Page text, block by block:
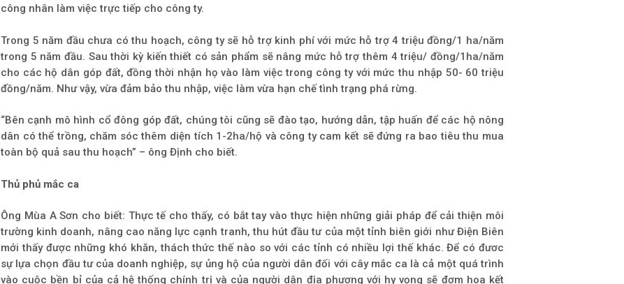
công nhân làm việc trực tiếp cho công ty.
Trong 5 năm đầu chưa có thu hoạch, công ty sẽ hỗ trợ kinh phí với mức hỗ trợ 4 triệu đồng/1 ha/năm
trong 5 năm đầu. Sau thời kỳ kiến thiết có sản phẩm sẽ nâng mức hỗ trợ thêm 4 triệu/ đồng/1ha/năm
cho các hộ dân góp đất, đồng thời nhận họ vào làm việc trong công ty với mức thu nhập 50- 60 triệu
đồng/năm. Như vậy, vừa đảm bảo thu nhập, việc làm vừa hạn chế tình trạng phá rừng.
“Bên cạnh mô hình cổ đông góp đất, chúng tôi cũng sẽ đào tạo, hướng dẫn, tập huấn để các hộ nông
dân có thể trồng, chăm sóc thêm diện tích 1-2ha/hộ và công ty cam kết sẽ đứng ra bao tiêu thu mua
toàn bộ quả sau thu hoạch” – ông Định cho biết.
Thủ phủ mắc ca
Ông Mùa A Sơn cho biết: Thực tế cho thấy, có bắt tay vào thực hiện những giải pháp để cải thiện môi
trường kinh doanh, nâng cao năng lực cạnh tranh, thu hút đầu tư của một tỉnh biên giới như Điện Biên
mới thấy được những khó khăn, thách thức thế nào so với các tỉnh có nhiều lợi thế khác. Để có đươc
sự lựa chọn đầu tư của doanh nghiệp, sự ủng hộ của người dân đối với cây mắc ca là cả một quá trình
vào cuộc bền bỉ của cả hệ thống chính trị và của người dân địa phương với hy vọng sẽ đơm hoa kết